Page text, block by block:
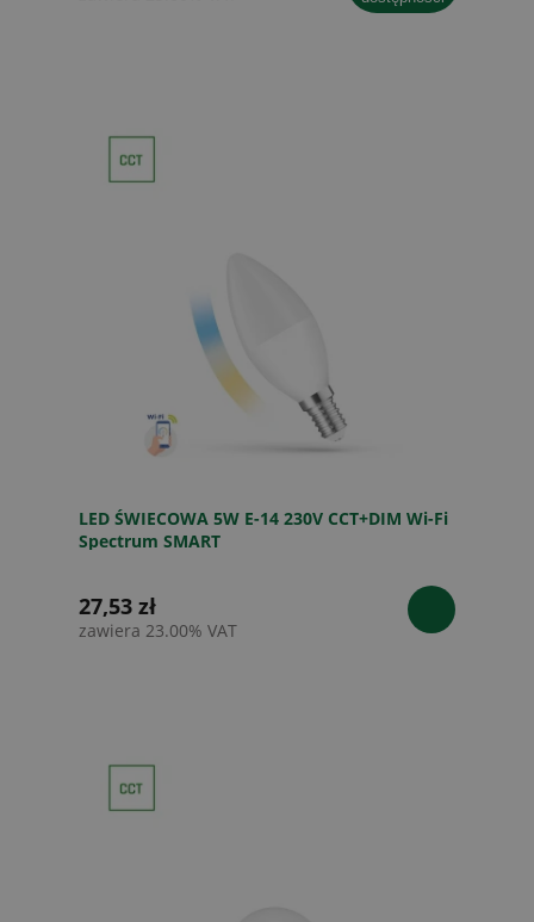
LED ŚWIECOWA 5W E-14 230V CCT+DIM Wi-Fi
Spectrum SMART
27,53 zł
zawiera 23.00% VAT